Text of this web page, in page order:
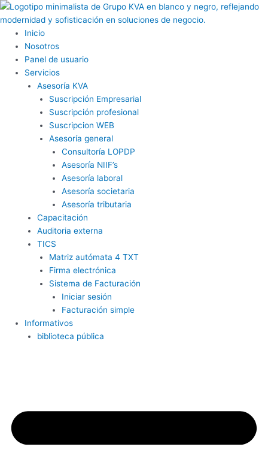
Ir
al
contenido
Inicio
Nosotros
Panel de usuario
Servicios
Asesoría KVA
Suscripción Empresarial
Suscripción profesional
Suscripcion WEB
Asesoría general
Consultoría LOPDP
Asesoría NIIF’s
Asesoría laboral
Asesoría societaria
Asesoría tributaria
Capacitación
Auditoria externa
TICS
Matriz autómata 4 TXT
Firma electrónica
Sistema de Facturación
Iniciar sesión
Facturación simple
Informativos
biblioteca pública